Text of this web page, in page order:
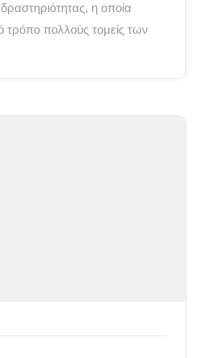
η οποία
τρόπο πολλούς τομείς των